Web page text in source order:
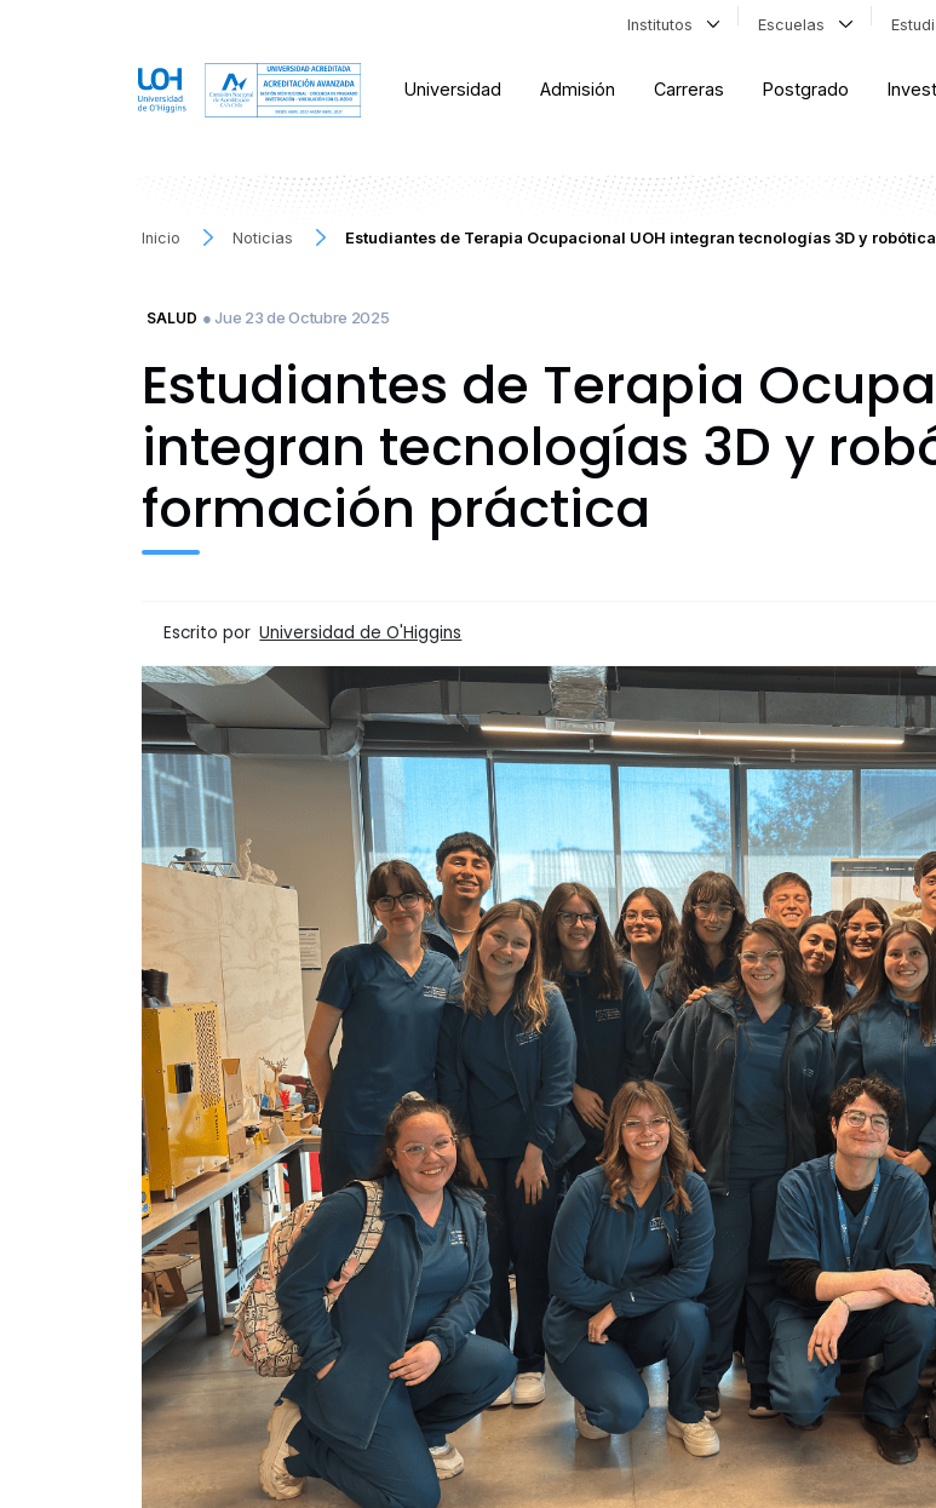
Institutos Escuelas
Universidad Admisión Carreras Postgrado
Inicio Noticias Estudiantes de Terapia Ocupacional UOH integran tecnologías 3D y robótica
SALUD ● Jue 23 de Octubre 2025
Estudiantes de Terapia
integran tecnologías 3D y
formación práctica
Escrito por Universidad de O'Higgins